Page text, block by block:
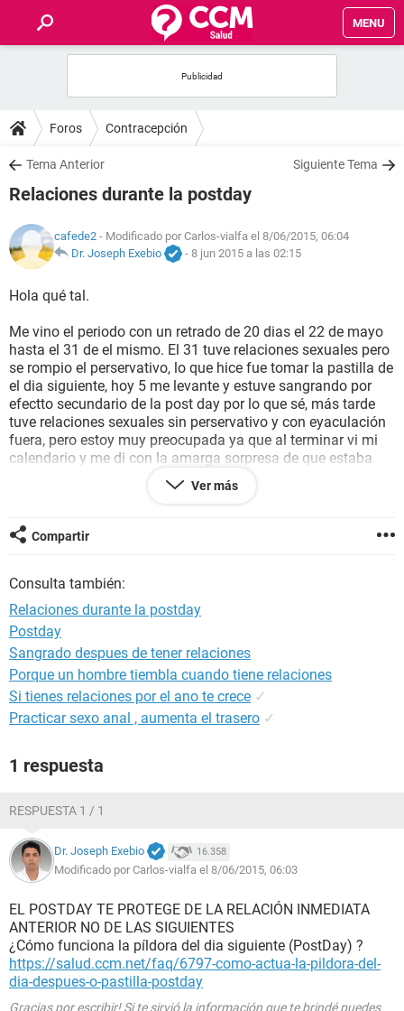
MENU
FOROS
SALUD
NUTRICIÓN
BIENESTAR
SEXUALIDAD
GLOSARIO
Foros Contracepción
Tema Anterior Siguiente Tema
Relaciones durante la postday
cafede2 - Modificado por Carlos-vialfa el 8/06/2015, 06:04
Dr. Joseph Exebio
- 8 jun 2015 a las 02:15
Hola qué tal.
Me vino el periodo con un retrado de 20 dias el 22 de mayo
hasta el 31 de el mismo. El 31 tuve relaciones sexuales pero
se rompio el perservativo, lo que hice fue tomar la pastilla de
el dia siguiente, hoy 5 me levante y estuve sangrando por
efectto secundario de la post day por lo que sé, más tarde
tuve relaciones sexuales sin perservativo y con eyaculación
fuera, pero estoy muy preocupada ya que al terminar vi mi
calendario y me di con la amarga sorpresa de que estaba
dentro de mis dias fertiles, pero, quisiera saber si la pastilla
de el dia siguiente pudo haberlos modificado ya que aun me
Muchas gracias!
Ver más
Compartir
Consulta también:
Relaciones durante la postday
Postday
Sangrado despues de tener relaciones
Porque un hombre tiembla cuando tiene relaciones
Si tienes relaciones por el ano te crece ✓
Practicar sexo anal , aumenta el trasero ✓
1 respuesta
RESPUESTA 1 / 1
Dr. Joseph Exebio 16.358
Modificado por Carlos-vialfa el 8/06/2015, 06:03
EL POSTDAY TE PROTEGE DE LA RELACIÓN INMEDIATA
ANTERIOR NO DE LAS SIGUIENTES
¿Cómo funciona la píldora del dia siguiente (PostDay) ?
https://salud.ccm.net/faq/6797-como-actua-la-pildora-del-
dia-despues-o-pastilla-postday
Gracias por escribir! Si te sirvió la información que te brindé puedes